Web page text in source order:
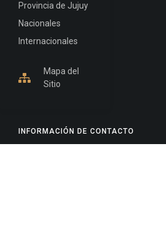
INFORMACIÓN DE CONTACTO
Provincia de Jujuy
Nacionales
Internacionales
Mapa del
Sitio